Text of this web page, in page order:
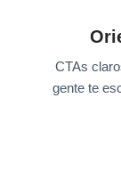
CTAs
gente te